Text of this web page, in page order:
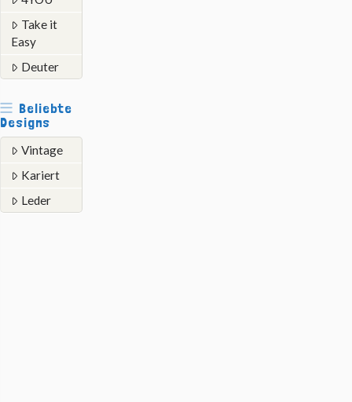
Take it
Easy
Deuter
Beliebte
Designs
Vintage
Kariert
Leder